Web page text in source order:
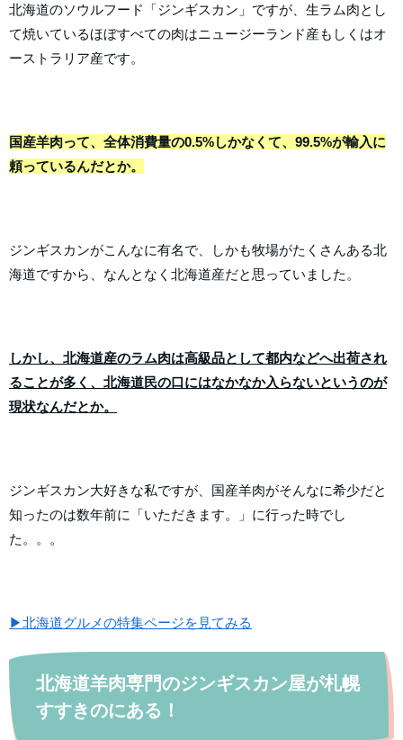
北海道のソウルフード「ジンギスカン」ですが、生ラム肉とし
て焼いているほぼすべての肉はニュージーランド産もしくはオ
ーストラリア産です。
国産羊肉って、全体消費量の0.5%しかなくて、99.5%が輸入に
頼っているんだとか。
ジンギスカンがこんなに有名で、しかも牧場がたくさんある北
海道ですから、なんとなく北海道産だと思っていました。
しかし、北海道産のラム肉は高級品として都内などへ出荷され
ることが多く、北海道民の口にはなかなか入らないというのが
現状なんだとか。
ジンギスカン大好きな私ですが、国産羊肉がそんなに希少だと
知ったのは数年前に「いただきます。」に行った時でし
た。。。
▶北海道グルメの特集ページを見てみる
北海道羊肉専門のジンギスカン屋が札幌
すすきのにある！